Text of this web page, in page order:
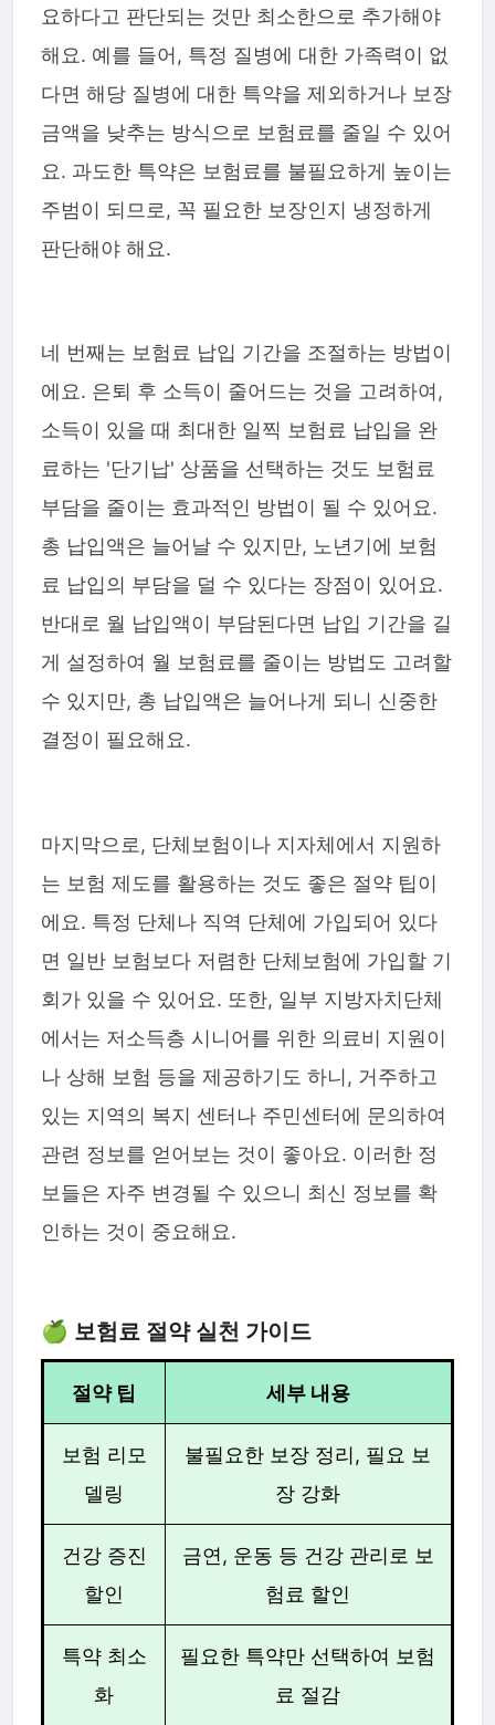
요하다고 판단되는 것만 최소한으로 추가해야
해요. 예를 들어, 특정 질병에 대한 가족력이 없
다면 해당 질병에 대한 특약을 제외하거나 보장
금액을 낮추는 방식으로 보험료를 줄일 수 있어
요. 과도한 특약은 보험료를 불필요하게 높이는
주범이 되므로, 꼭 필요한 보장인지 냉정하게
판단해야 해요.
네 번째는 보험료 납입 기간을 조절하는 방법이
에요. 은퇴 후 소득이 줄어드는 것을 고려하여,
소득이 있을 때 최대한 일찍 보험료 납입을 완
료하는 '단기납' 상품을 선택하는 것도 보험료
부담을 줄이는 효과적인 방법이 될 수 있어요.
총 납입액은 늘어날 수 있지만, 노년기에 보험
료 납입의 부담을 덜 수 있다는 장점이 있어요.
반대로 월 납입액이 부담된다면 납입 기간을 길
게 설정하여 월 보험료를 줄이는 방법도 고려할
수 있지만, 총 납입액은 늘어나게 되니 신중한
결정이 필요해요.
마지막으로, 단체보험이나 지자체에서 지원하
는 보험 제도를 활용하는 것도 좋은 절약 팁이
에요. 특정 단체나 직역 단체에 가입되어 있다
면 일반 보험보다 저렴한 단체보험에 가입할 기
회가 있을 수 있어요. 또한, 일부 지방자치단체
에서는 저소득층 시니어를 위한 의료비 지원이
나 상해 보험 등을 제공하기도 하니, 거주하고
있는 지역의 복지 센터나 주민센터에 문의하여
관련 정보를 얻어보는 것이 좋아요. 이러한 정
보들은 자주 변경될 수 있으니 최신 정보를 확
인하는 것이 중요해요.
🍏 보험료 절약 실천 가이드
절약 팁 세부 내용
보험 리모
델링
불필요한 보장 정리, 필요 보
장 강화
건강 증진
할인
금연, 운동 등 건강 관리로 보
험료 할인
특약 최소
화
필요한 특약만 선택하여 보험
료 절감